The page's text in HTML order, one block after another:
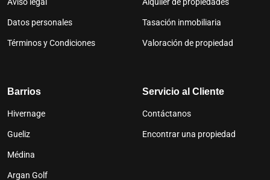
Aviso legal
Datos personales
Términos y Condiciones
Alquiler de propiedades
Tasación inmobiliaria
Valoración de propiedad
Barrios
Hivernage
Gueliz
Médina
Argan Golf
Servicio al Cliente
Contáctanos
Encontrar una propiedad